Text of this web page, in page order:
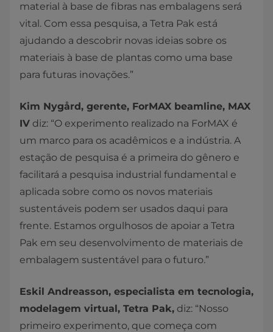
material à base de fibras nas embalagens será
vital. Com essa pesquisa, a Tetra Pak está
ajudando a descobrir novas ideias sobre os
materiais à base de plantas como uma base
para futuras inovações.”
Kim Nygård, gerente, ForMAX beamline, MAX
IV diz: “O experimento realizado na ForMAX é
um marco para os acadêmicos e a indústria. A
estação de pesquisa é a primeira do gênero e
facilitará a pesquisa industrial fundamental e
aplicada sobre como os novos materiais
sustentáveis podem ser usados daqui para
frente. Estamos orgulhosos de apoiar a Tetra
Pak em seu desenvolvimento de materiais de
embalagem sustentável para o futuro.”
Eskil Andreasson, especialista em tecnologia,
modelagem virtual, Tetra Pak, diz: “Nosso
primeiro experimento, que começa com